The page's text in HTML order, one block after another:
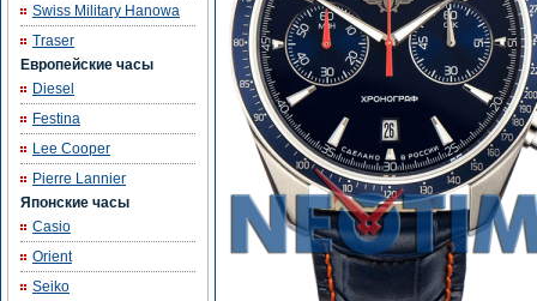
Swiss Military Hanowa
Traser
Европейские часы
Diesel
Festina
Lee Cooper
Pierre Lannier
Японские часы
Casio
Orient
Seiko